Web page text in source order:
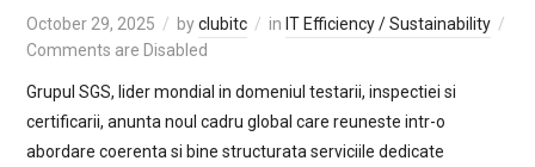
October 29, 2025 byclubitc in IT Efficiency / Sustainability
Comments are Disabled
Grupul SGS, lider mondial in domeniul testarii, inspectiei si
certificarii, anunta noul cadru global care reuneste intr-o
abordare coerenta si bine structurata serviciile dedicate